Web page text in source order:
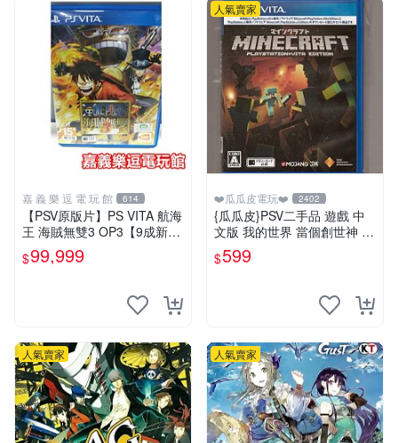
嘉 義 樂 逗 電 玩 館 614
【PSV原版片】PS VITA 航海
王 海賊無雙3 OP3【9成新】
✪中文版 中古二手✪嘉義樂逗
電玩館
$99,999
人氣賣家
❤️瓜瓜皮電玩❤️ 2402
{瓜瓜皮}PSV二手品 遊戲 中
文版 我的世界 當個創世神 Mi
necraft 麥塊(遊戲都有回收)
$599
人氣賣家 人氣賣家